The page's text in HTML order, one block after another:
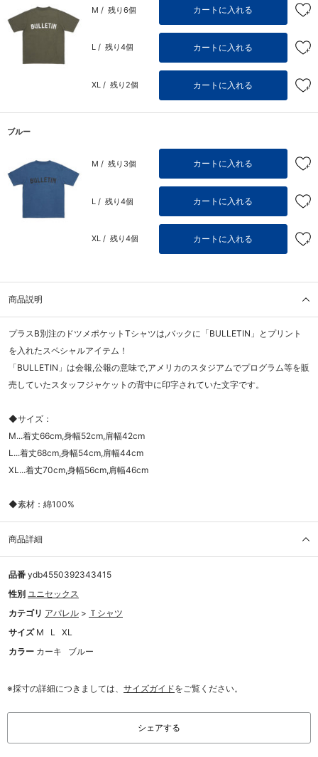
M / 残り6個 カートに入れる
L / 残り4個 カートに入れる
XL / 残り2個 カートに入れる
ブルー
M / 残り3個 カートに入れる
L / 残り4個 カートに入れる
XL / 残り4個 カートに入れる
商品説明
プラスB別注のドツメポケットTシャツは,バックに「BULLETIN」とプリント
を入れたスペシャルアイテム！
「BULLETIN」は会報,公報の意味で,アメリカのスタジアムでプログラム等を販
売していたスタッフジャケットの背中に印字されていた文字です。
◆サイズ：
M...着丈66cm,身幅52cm,肩幅42cm
L...着丈68cm,身幅54cm,肩幅44cm
XL...着丈70cm,身幅56cm,肩幅46cm
◆素材：綿100%
商品詳細
品番 ydb4550392343415
性別 ユニセックス
カテゴリ アパレル > Ｔシャツ
サイズ M L
XL
カラー カーキ ブルー
※採寸の詳細につきましては、 サイズガイドをご覧ください。
シェアする